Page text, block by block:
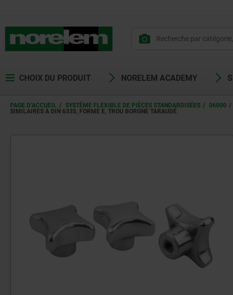
CHOIX DU PRODUIT NORELEM ACADEMY
PAGE D’ACCUEIL SYSTÈME FLEXIBLE DE PIÈCES STANDARDISÉES 06000
SIMILAIRES À DIN 6335, FORME E, TROU BORGNE TARAUDÉ